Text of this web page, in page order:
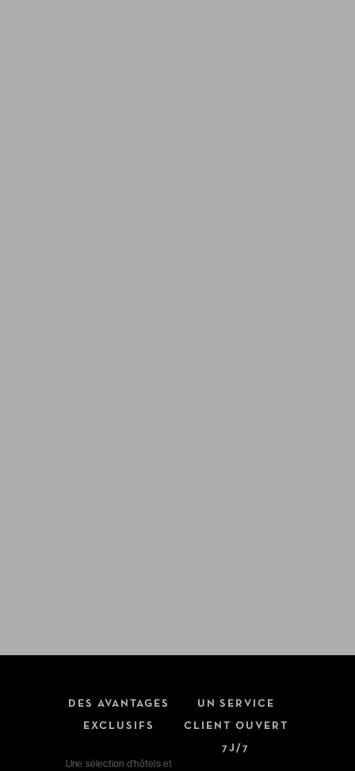
DES AVANTAGES
EXCLUSIFS
Une sélection d'hôtels et
UN SERVICE
CLIENT OUVERT
7J/7